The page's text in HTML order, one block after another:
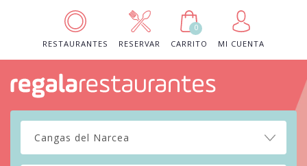
RESTAURANTES RESERVAR
0
CARRITO
MI CUENTA
Cangas del Narcea